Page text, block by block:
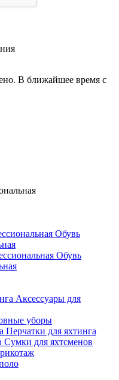
В ближайшее время с
Обувь
Обувь
Аксессуары для
уборы
Перчатки для яхтинга
Сумки для яхтсменов